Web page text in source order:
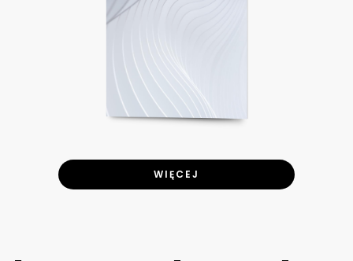
WIĘCEJ